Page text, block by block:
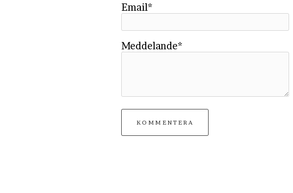
Email*
Meddelande*
KOMMENTERA